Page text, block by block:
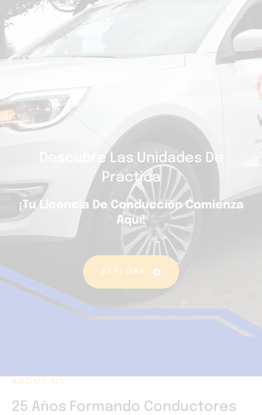
Descubre Las Unidades De
Práctica
¡Tu Licencia De Conducción Comienza
Aquí!
EXPLORA
ABOUT US
25 Años Formando Conductores